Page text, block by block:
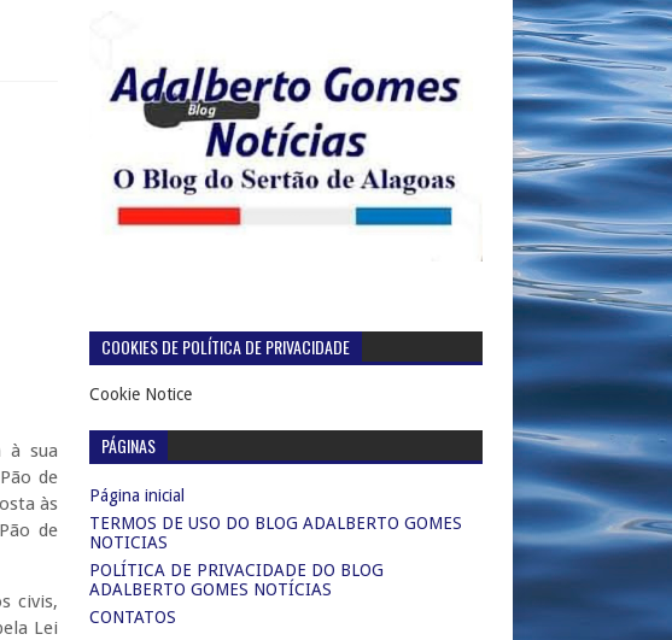
à sua
de
às
de
civis,
Lei
COOKIES DE POLÍTICA DE PRIVACIDADE
Cookie Notice
PÁGINAS
Página inicial
TERMOS DE USO DO BLOG ADALBERTO GOMES
NOTICIAS
POLÍTICA DE PRIVACIDADE DO BLOG
ADALBERTO GOMES NOTÍCIAS
CONTATOS